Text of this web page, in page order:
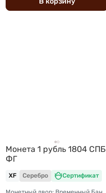
Монета 1 рубль 1804 СПБ
ФГ
XF Серебро Сертификат